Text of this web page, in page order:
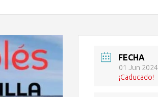
FECHA
01 Jun 2024
¡Caducado!